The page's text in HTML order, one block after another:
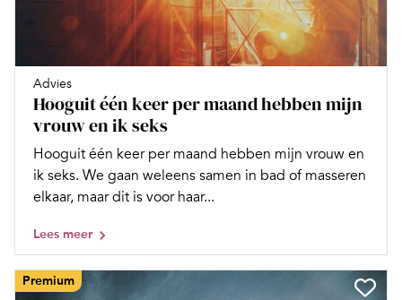
Advies
Hooguit één keer per maand hebben mijn
vrouw en ik seks
Hooguit één keer per maand hebben mijn vrouw en
ik seks. We gaan weleens samen in bad of masseren
elkaar, maar dit is voor haar...
Lees meer
Premium